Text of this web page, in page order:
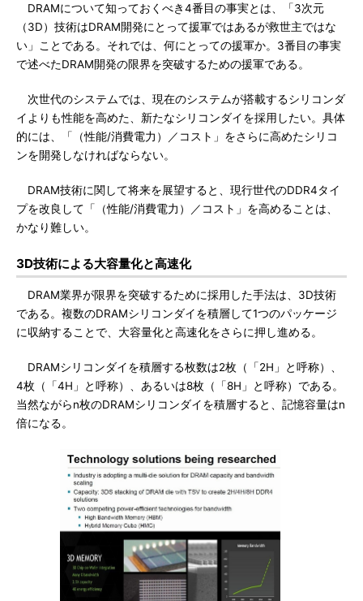
DRAMについて知っておくべき4番目の事実とは、「3次元
（3D）技術はDRAM開発にとって援軍ではあるが救世主ではな
い」ことである。それでは、何にとっての援軍か。3番目の事実
で述べたDRAM開発の限界を突破するための援軍である。
次世代のシステムでは、現在のシステムが搭載するシリコンダ
イよりも性能を高めた、新たなシリコンダイを採用したい。具体
的には、「（性能/消費電力）／コスト」をさらに高めたシリコ
ンを開発しなければならない。
DRAM技術に関して将来を展望すると、現行世代のDDR4タイ
プを改良して「（性能/消費電力）／コスト」を高めることは、
かなり難しい。
3D技術による大容量化と高速化
DRAM業界が限界を突破するために採用した手法は、3D技術
である。複数のDRAMシリコンダイを積層して1つのパッケージ
に収納することで、大容量化と高速化をさらに押し進める。
DRAMシリコンダイを積層する枚数は2枚（「2H」と呼称）、
4枚（「4H」と呼称）、あるいは8枚（「8H」と呼称）である。
当然ながらn枚のDRAMシリコンダイを積層すると、記憶容量はn
倍になる。